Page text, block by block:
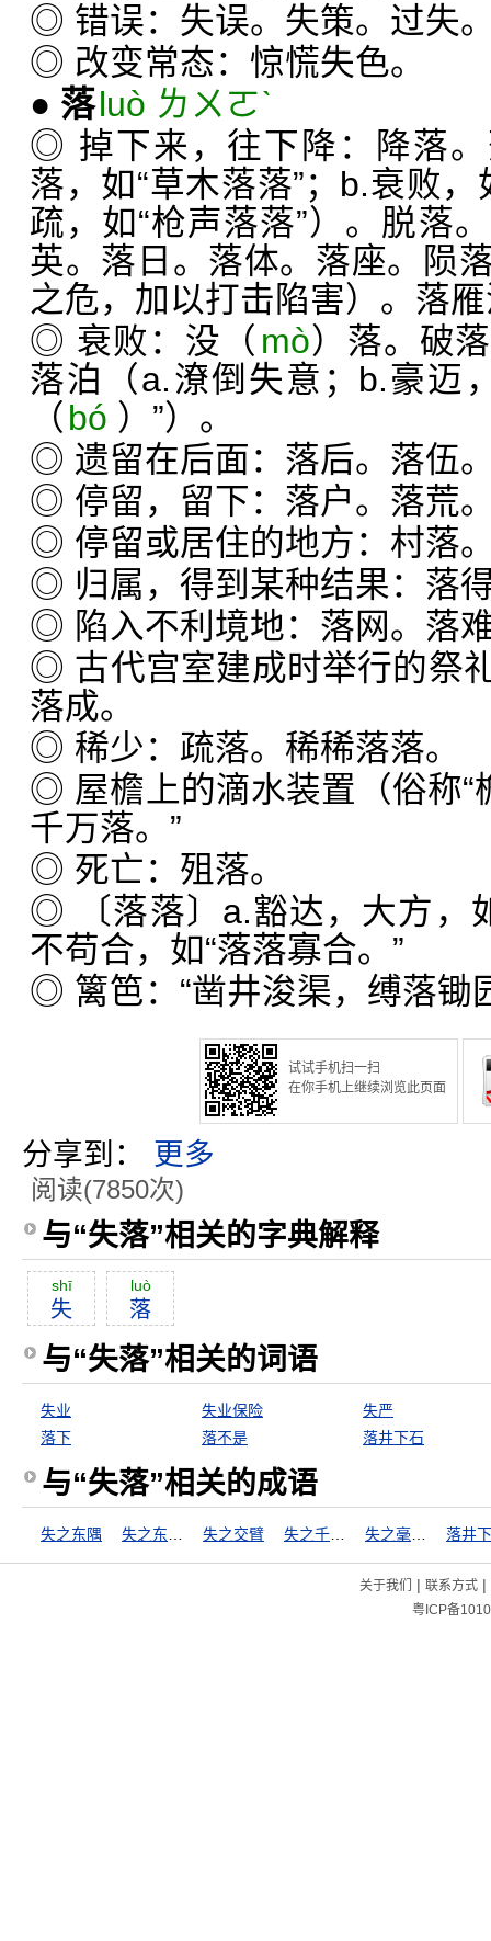
◎ 错误：失误。失策。过失
◎ 改变常态：惊慌失色。
● 落luò ㄌㄨㄛˋ
◎ 掉下来，往下降：降落
落，如“草木落落”；b.衰败
疏，如“枪声落落”）。脱落
英。落日。落体。落座。陨
之危，加以打击陷害）。落
◎ 衰败：没（ mò）落。破
落泊（a.潦倒失意；b.豪迈
（ bó ）”）。
◎ 遗留在后面：落后。落伍
◎ 停留，留下：落户。落荒
◎ 停留或居住的地方：村落
◎ 归属，得到某种结果：落
◎ 陷入不利境地：落网。落
◎ 古代宫室建成时举行的祭
落成。
◎ 稀少：疏落。稀稀落落。
◎ 屋檐上的滴水装置（俗称“
千万落。”
◎ 死亡：殂落。
◎ 〔落落〕a.豁达，大方，
不苟合，如“落落寡合。”
◎ 篱笆：“凿井浚渠，缚落锄
试试手机扫一扫
在你手机上继续浏览此页面
分享到： 更多
阅读(7850次)
与“失落”相关的字典解释
shī
失
luò
落
与“失落”相关的词语
失业 失业保险
失严
落下
落不是 落井下石
与“失落”相关的成语
失之东隅 失之交臂 落井
关于我们 | 联系方式|
粤ICP备